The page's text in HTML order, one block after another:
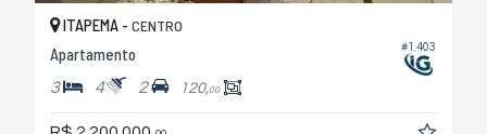
#1.403
ITAPEMA - CENTRO
Apartamento
3 4 2 120,00